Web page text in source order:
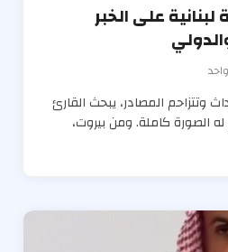
لبنانية على الخبر
وتتزاحم المصادر، يبحث القارئ
الصورة كاملة. ومن بيروت،